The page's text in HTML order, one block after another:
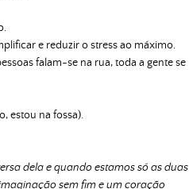
e reduzir o stress ao máximo.
falam-se na rua, toda a gente se
estou na fossa).
dela e quando estamos só as duas
sem fim e um coração